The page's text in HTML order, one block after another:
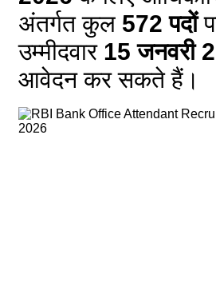
अंतर्गत कुल 572 पदों
उम्मीदवार 15 जनवरी
आवेदन कर सकते हैं।